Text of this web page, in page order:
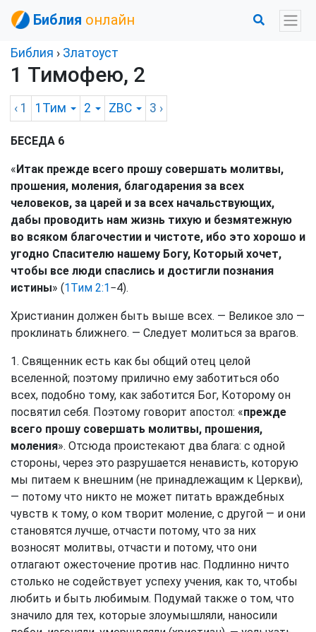
Библия онлайн
Библия › Златоуст
1 Тимофею, 2
‹ 1 1Тим 2 ZBC 3 ›
БЕСЕДА 6
«Итак прежде всего прошу совершать молитвы,
прошения, моления, благодарения за всех
человеков, за царей и за всех начальствующих,
дабы проводить нам жизнь тихую и безмятежную
во всяком благочестии и чистоте, ибо это хорошо и
угодно Спасителю нашему Богу, Который хочет,
чтобы все люди спаслись и достигли познания
истины» (1Тим 2:1−4).
Христианин должен быть выше всех. — Великое зло —
проклинать ближнего. — Следует молиться за врагов.
1. Священник есть как бы общий отец целой
вселенной; поэтому прилично ему заботиться обо
всех, подобно тому, как заботится Бог, Которому он
посвятил себя. Поэтому говорит апостол: «прежде
всего прошу совершать молитвы, прошения,
моления». Отсюда проистекают два блага: с одной
стороны, через это разрушается ненависть, которую
мы питаем к внешним (не принадлежащим к Церкви),
— потому что никто не может питать враждебных
чувств к тому, о ком творит моление, с другой — и они
становятся лучше, отчасти потому, что за них
возносят молитвы, отчасти и потому, что они
отлагают ожесточение против нас. Подлинно ничто
столько не содействует успеху учения, как то, чтобы
любить и быть любимым. Подумай также о том, что
значило для тех, которые злоумышляли, наносили